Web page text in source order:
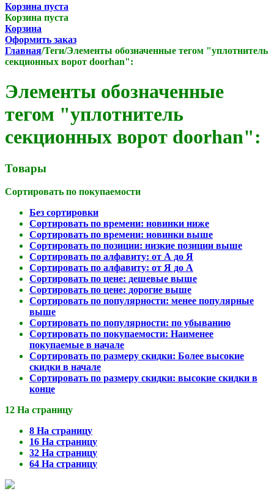
Корзина пуста
Корзина пуста
Корзина
Оформить заказ
Главная/Теги/Элементы обозначенные тегом "уплотнитель
секционных ворот doorhan":
Элементы обозначенные
тегом "уплотнитель
секционных ворот doorhan":
Товары
Сортировать по покупаемости
Без сортировки
Сортировать по времени: новинки ниже
Сортировать по времени: новинки выше
Сортировать по позиции: низкие позиции выше
Сортировать по алфавиту: от А до Я
Сортировать по алфавиту: от Я до А
Сортировать по цене: дешевые выше
Сортировать по цене: дорогие выше
Сортировать по популярности: менее популярные
выше
Сортировать по популярности: по убыванию
Сортировать по покупаемости: Наименее
покупаемые в начале
Сортировать по размеру скидки: Более высокие
скидки в начале
Сортировать по размеру скидки: высокие скидки в
конце
12 На страницу
8 На страницу
16 На страницу
32 На страницу
64 На страницу